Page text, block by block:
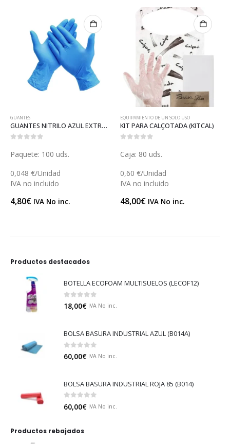
EQUIPAMIENTO DE UN SOLO USO
KIT PARA CALÇOTADA (KITCAL)
Caja: 80 uds.
0,60 €/Unidad
IVA no incluido
48,00 € IVA No inc.
BAYETAS Y PAÑOS
Paquete: 6 uds.
1,7283 €/Unidad
IVA no incluido
10,37€ IVA No inc.
Productos destacados
BOTELLA ECOFOAM MULTISUELOS (LECOF12)
0 out of 5
18,00€ IVA No inc.
BOLSA BASURA INDUSTRIAL AZUL (B014A)
0 out of 5
60,00€ IVA No inc.
BOLSA BASURA INDUSTRIAL ROJA 85 (B014)
0 out of 5
60,00€ IVA No inc.
Productos rebajados